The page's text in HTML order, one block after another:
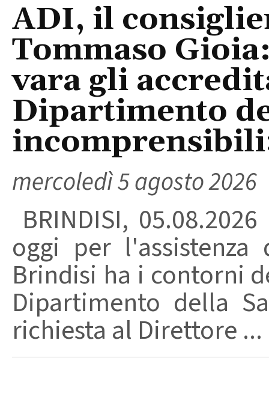
ADI, il
Tommaso
vara gli
Dipartimento
mercoledì 5 agosto 2026
BRINDISI,
oggi per
Brindisi ha i contorni
Dipartimento della
richiesta al Direttore ...